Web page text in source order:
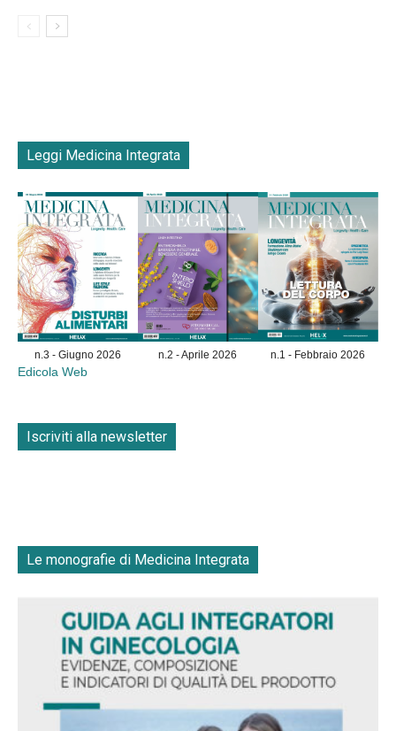
Leggi Medicina Integrata
n.3 - Giugno 2026 n.2 - Aprile 2026 n.1 - Febbraio 2026
Edicola Web
Iscriviti alla newsletter
Le monografie di Medicina Integrata